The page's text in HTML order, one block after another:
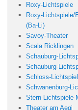
Roxy-Lichtspiele
Roxy-Lichtspiele/
(Ba-Li)
Savoy-Theater
Scala Ricklingen
Schauburg-
Schauburg-
Schloss-
Schwanenburg-
Stern-Lichtspiele
Theater am Aegi